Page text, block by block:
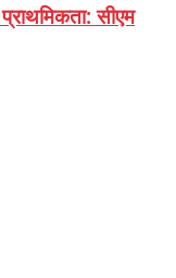
सीएम